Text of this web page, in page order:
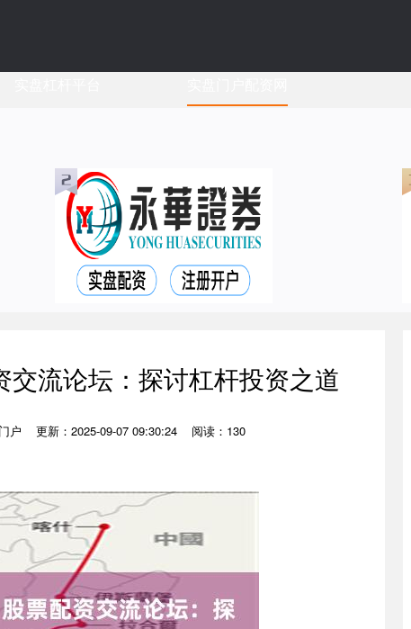
流论坛：探讨杠杆投资之道
户 更新：2025-09-07 09:30:24 阅读：130